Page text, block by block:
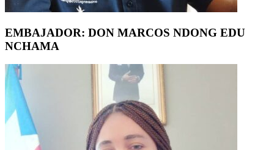
EMBAJADOR: DON MARCOS NDONG EDU
NCHAMA